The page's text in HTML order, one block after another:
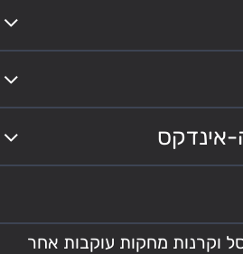
אינדקס
קרנות סל וקרנות מחקות עוקבות אחר